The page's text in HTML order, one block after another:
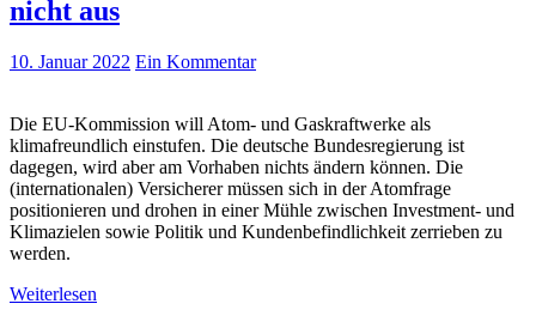
nicht aus
10. Januar 2022 Ein Kommentar
Die EU-Kommission will Atom- und Gaskraftwerke als
klimafreundlich einstufen. Die deutsche Bundesregierung ist
dagegen, wird aber am Vorhaben nichts ändern können. Die
(internationalen) Versicherer müssen sich in der Atomfrage
positionieren und drohen in einer Mühle zwischen Investment- und
Klimazielen sowie Politik und Kundenbefindlichkeit zerrieben zu
werden.
Weiterlesen